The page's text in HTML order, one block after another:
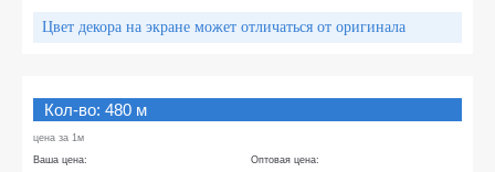
Цвет декора на экране может отличаться от оригинала
Кол-во: 480 м
цена за 1м
Ваша цена:
Оптовая цена: